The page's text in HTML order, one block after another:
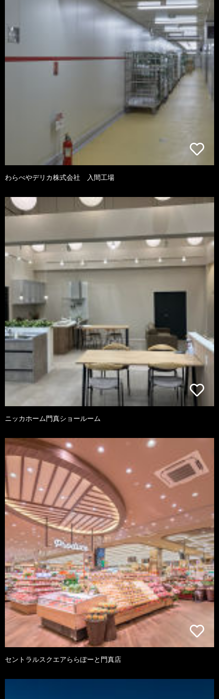
わらべやデリカ株式会社 入間工場
ニッカホーム門真ショールーム
セントラルスクエアららぽーと門真店